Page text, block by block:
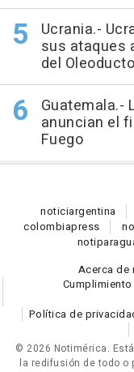
Ucrania.-
sus ataques
del
Guatemala.-
anuncian el
Fuego
noticiargentina
colombiapress
noti
Acerca de
Política de
© 2026 Notimérica.
la redifusión de todo o